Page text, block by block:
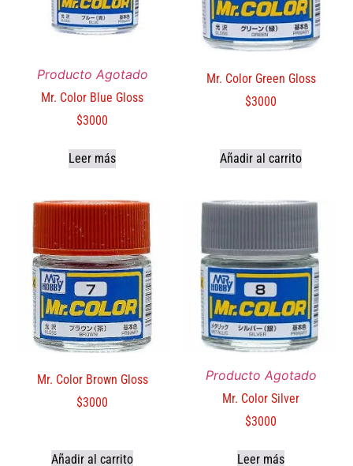
Producto Agotado
Mr. Color Blue Gloss
$3000
Leer más
Mr. Color Green Gloss
$3000
Añadir al carrito
Mr. Color Brown Gloss
$3000
Añadir al carrito
Producto Agotado
Mr. Color Silver
$3000
Leer más